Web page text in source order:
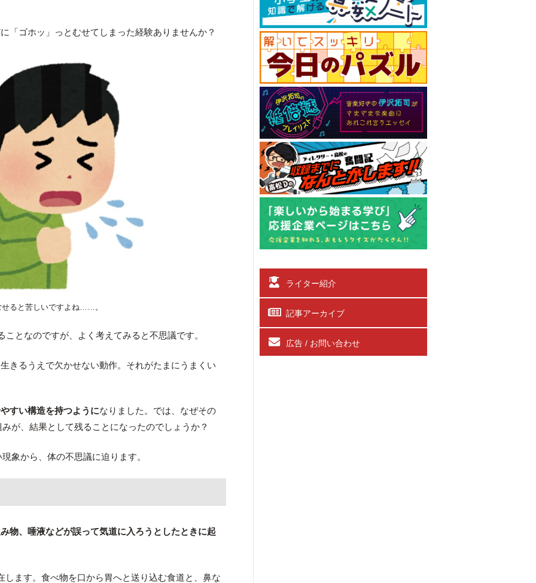
「ゴホッ」っとむせてしまった経験ありませんか？
ると苦しいですよね……。
となのですが、よく考えてみると不思議です。
きるうえで欠かせない動作。それがたまにうまくい
すい構造を持つようになりました。では、なぜその
が、結果として残ることになったのでしょうか？
象から、体の不思議に迫ります。
物、唾液などが誤って気道に入ろうとしたときに起
します。食べ物を口から胃へと送り込む食道と、鼻な
ライター紹介
記事アーカイブ
広告 / お問い合わせ